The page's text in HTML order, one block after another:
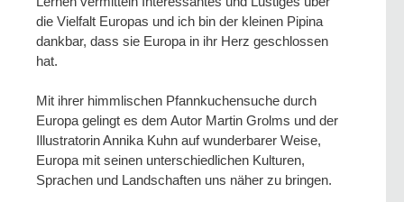
die Vielfalt Europas und ich bin der kleinen Pipina
dankbar, dass sie Europa in ihr Herz geschlossen
hat.
Mit ihrer himmlischen Pfannkuchensuche durch
Europa gelingt es dem Autor Martin Grolms und der
Illustratorin Annika Kuhn auf wunderbarer Weise,
Europa mit seinen unterschiedlichen Kulturen,
Sprachen und Landschaften uns näher zu bringen.